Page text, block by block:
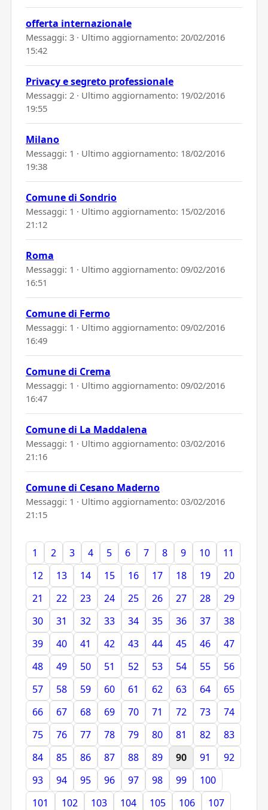
offerta internazionale
Messaggi: 3 · Ultimo aggiornamento: 20/02/2016
15:42
Privacy e segreto professionale
Messaggi: 2 · Ultimo aggiornamento: 19/02/2016
19:55
Milano
Messaggi: 1 · Ultimo aggiornamento: 18/02/2016
19:38
Comune di Sondrio
Messaggi: 1 · Ultimo aggiornamento: 15/02/2016
21:12
Roma
Messaggi: 1 · Ultimo aggiornamento: 09/02/2016
16:51
Comune di Fermo
Messaggi: 1 · Ultimo aggiornamento: 09/02/2016
16:49
Comune di Crema
Messaggi: 1 · Ultimo aggiornamento: 09/02/2016
16:47
Comune di La Maddalena
Messaggi: 1 · Ultimo aggiornamento: 03/02/2016
21:16
Comune di Cesano Maderno
Messaggi: 1 · Ultimo aggiornamento: 03/02/2016
21:15
1 2 3 4 5 6 7 8 9 10
11
12
13 14 15 16 17 18 19
20
21
22 23 24 25 26 27 28
29
30
31 32 33 34 35 36 37
38
39
40 41 42 43 44 45 46
47
48
49 50 51 52 53 54 55
56
57
58 59 60 61 62 63 64
65
66
67 68 69 70 71 72 73
74
75
76 77 78 79 80 81 82
83
84
85 86 87 88 89 90 91
92
93
94 95 96 97 98 99
100
101
102 103 104 105 106
107